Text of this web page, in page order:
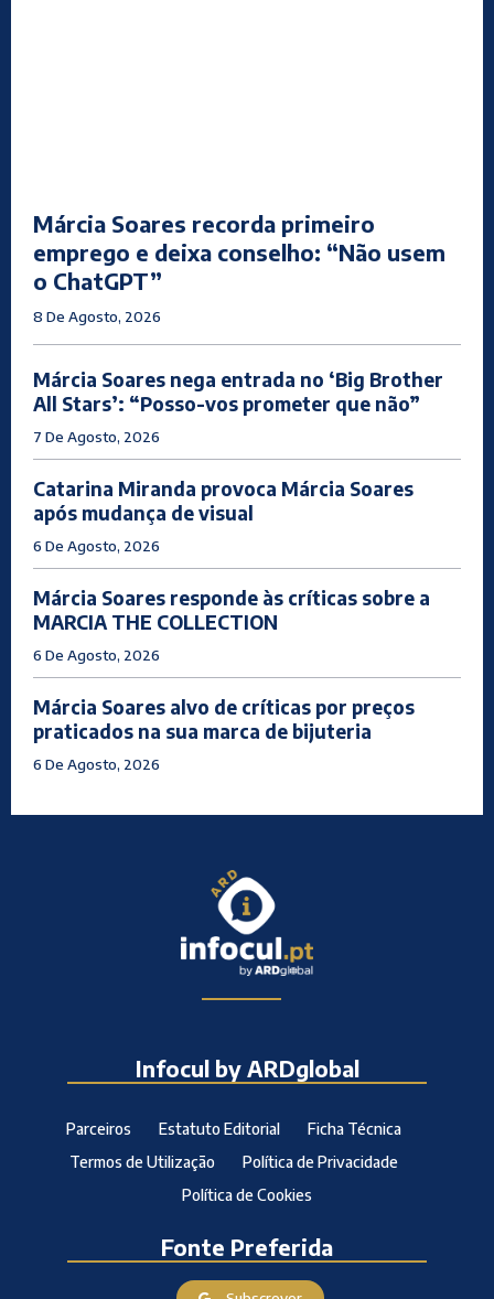
Márcia Soares recorda primeiro
emprego e deixa conselho: “Não usem
o ChatGPT”
8 De Agosto, 2026
Márcia Soares nega entrada no ‘Big Brother
All Stars’: “Posso-vos prometer que não”
7 De Agosto, 2026
Catarina Miranda provoca Márcia Soares
após mudança de visual
6 De Agosto, 2026
Márcia Soares responde às críticas sobre a
MARCIA THE COLLECTION
6 De Agosto, 2026
Márcia Soares alvo de críticas por preços
praticados na sua marca de bijuteria
6 De Agosto, 2026
Infocul by ARDglobal
Parceiros Estatuto Editorial
Ficha Técnica
Termos de Utilização
Política de Privacidade
Política de Cookies
Fonte Preferida